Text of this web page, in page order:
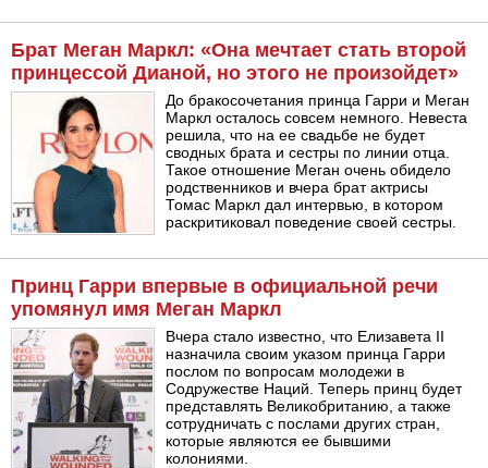
Брат Меган Маркл: «Она мечтает стать второй
принцессой Дианой, но этого не произойдет»
До бракосочетания принца Гарри и Меган
Маркл осталось совсем немного. Невеста
решила, что на ее свадьбе не будет
сводных брата и сестры по линии отца.
Такое отношение Меган очень обидело
родственников и вчера брат актрисы
Томас Маркл дал интервью, в котором
раскритиковал поведение своей сестры.
Принц Гарри впервые в официальной речи
упомянул имя Меган Маркл
Вчера стало известно, что Елизавета II
назначила своим указом принца Гарри
послом по вопросам молодежи в
Содружестве Наций. Теперь принц будет
представлять Великобританию, а также
сотрудничать с послами других стран,
которые являются ее бывшими
колониями.